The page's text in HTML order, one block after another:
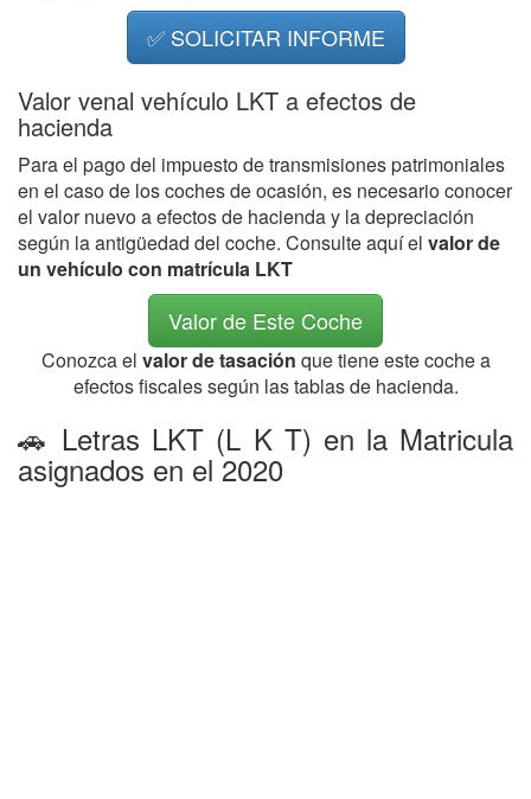
✅ SOLICITAR INFORME
Valor venal vehículo LKT a efectos de
hacienda
Para el pago del impuesto de transmisiones patrimoniales
en el caso de los coches de ocasión, es necesario conocer
el valor nuevo a efectos de hacienda y la depreciación
según la antigüedad del coche. Consulte aquí el valor de
un vehículo con matrícula LKT
Valor de Este Coche
Conozca el valor de tasación que tiene este coche a
efectos fiscales según las tablas de hacienda.
🚗 Letras LKT (L K T) en la Matricula
asignados en el 2020